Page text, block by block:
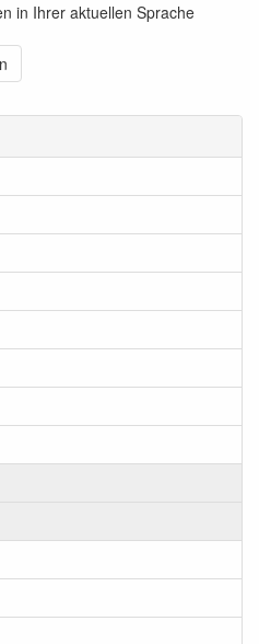
in Ihrer aktuellen Sprache